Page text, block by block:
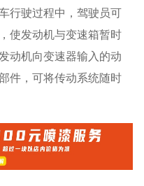
行驶过程中，驾驶员可
使发动机与变速箱暂时
动机向变速器输入的动
件，可将传动系统随时